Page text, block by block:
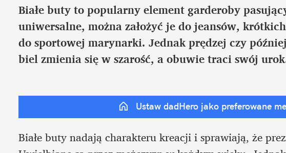
Białe buty to popularny element garderoby
uniwersalne, można założyć je do jeansów,
do sportowej marynarki. Jednak prędzej czy
biel zmienia się w szarość, a obuwie traci swój
Ustaw dadHero jako preferowane
Białe buty nadają charakteru kreacji i sprawiają, że